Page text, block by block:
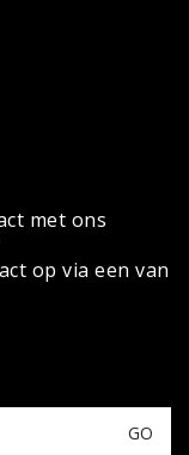
met ons
op via een van